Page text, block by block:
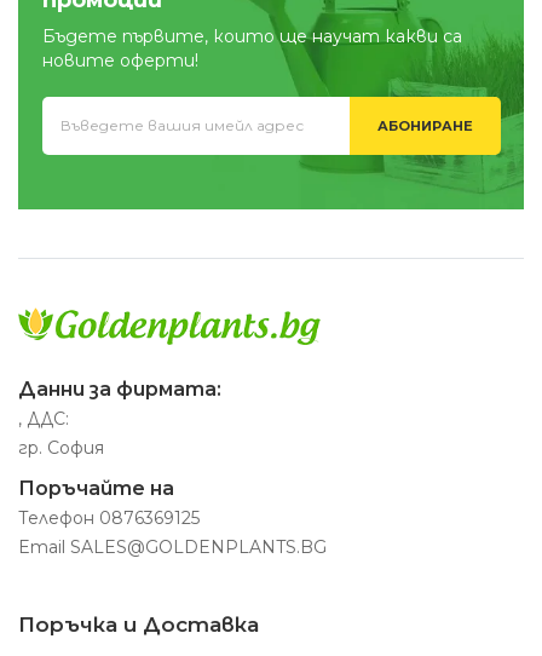
Бъдете първите, които ще научат какви са
новите оферти!
АБОНИРАНЕ
Данни за фирмата:
, ДДС:
гр. София
Поръчайте на
Телефон 0876369125
Email SALES@GOLDENPLANTS.BG
Поръчка и Доставка